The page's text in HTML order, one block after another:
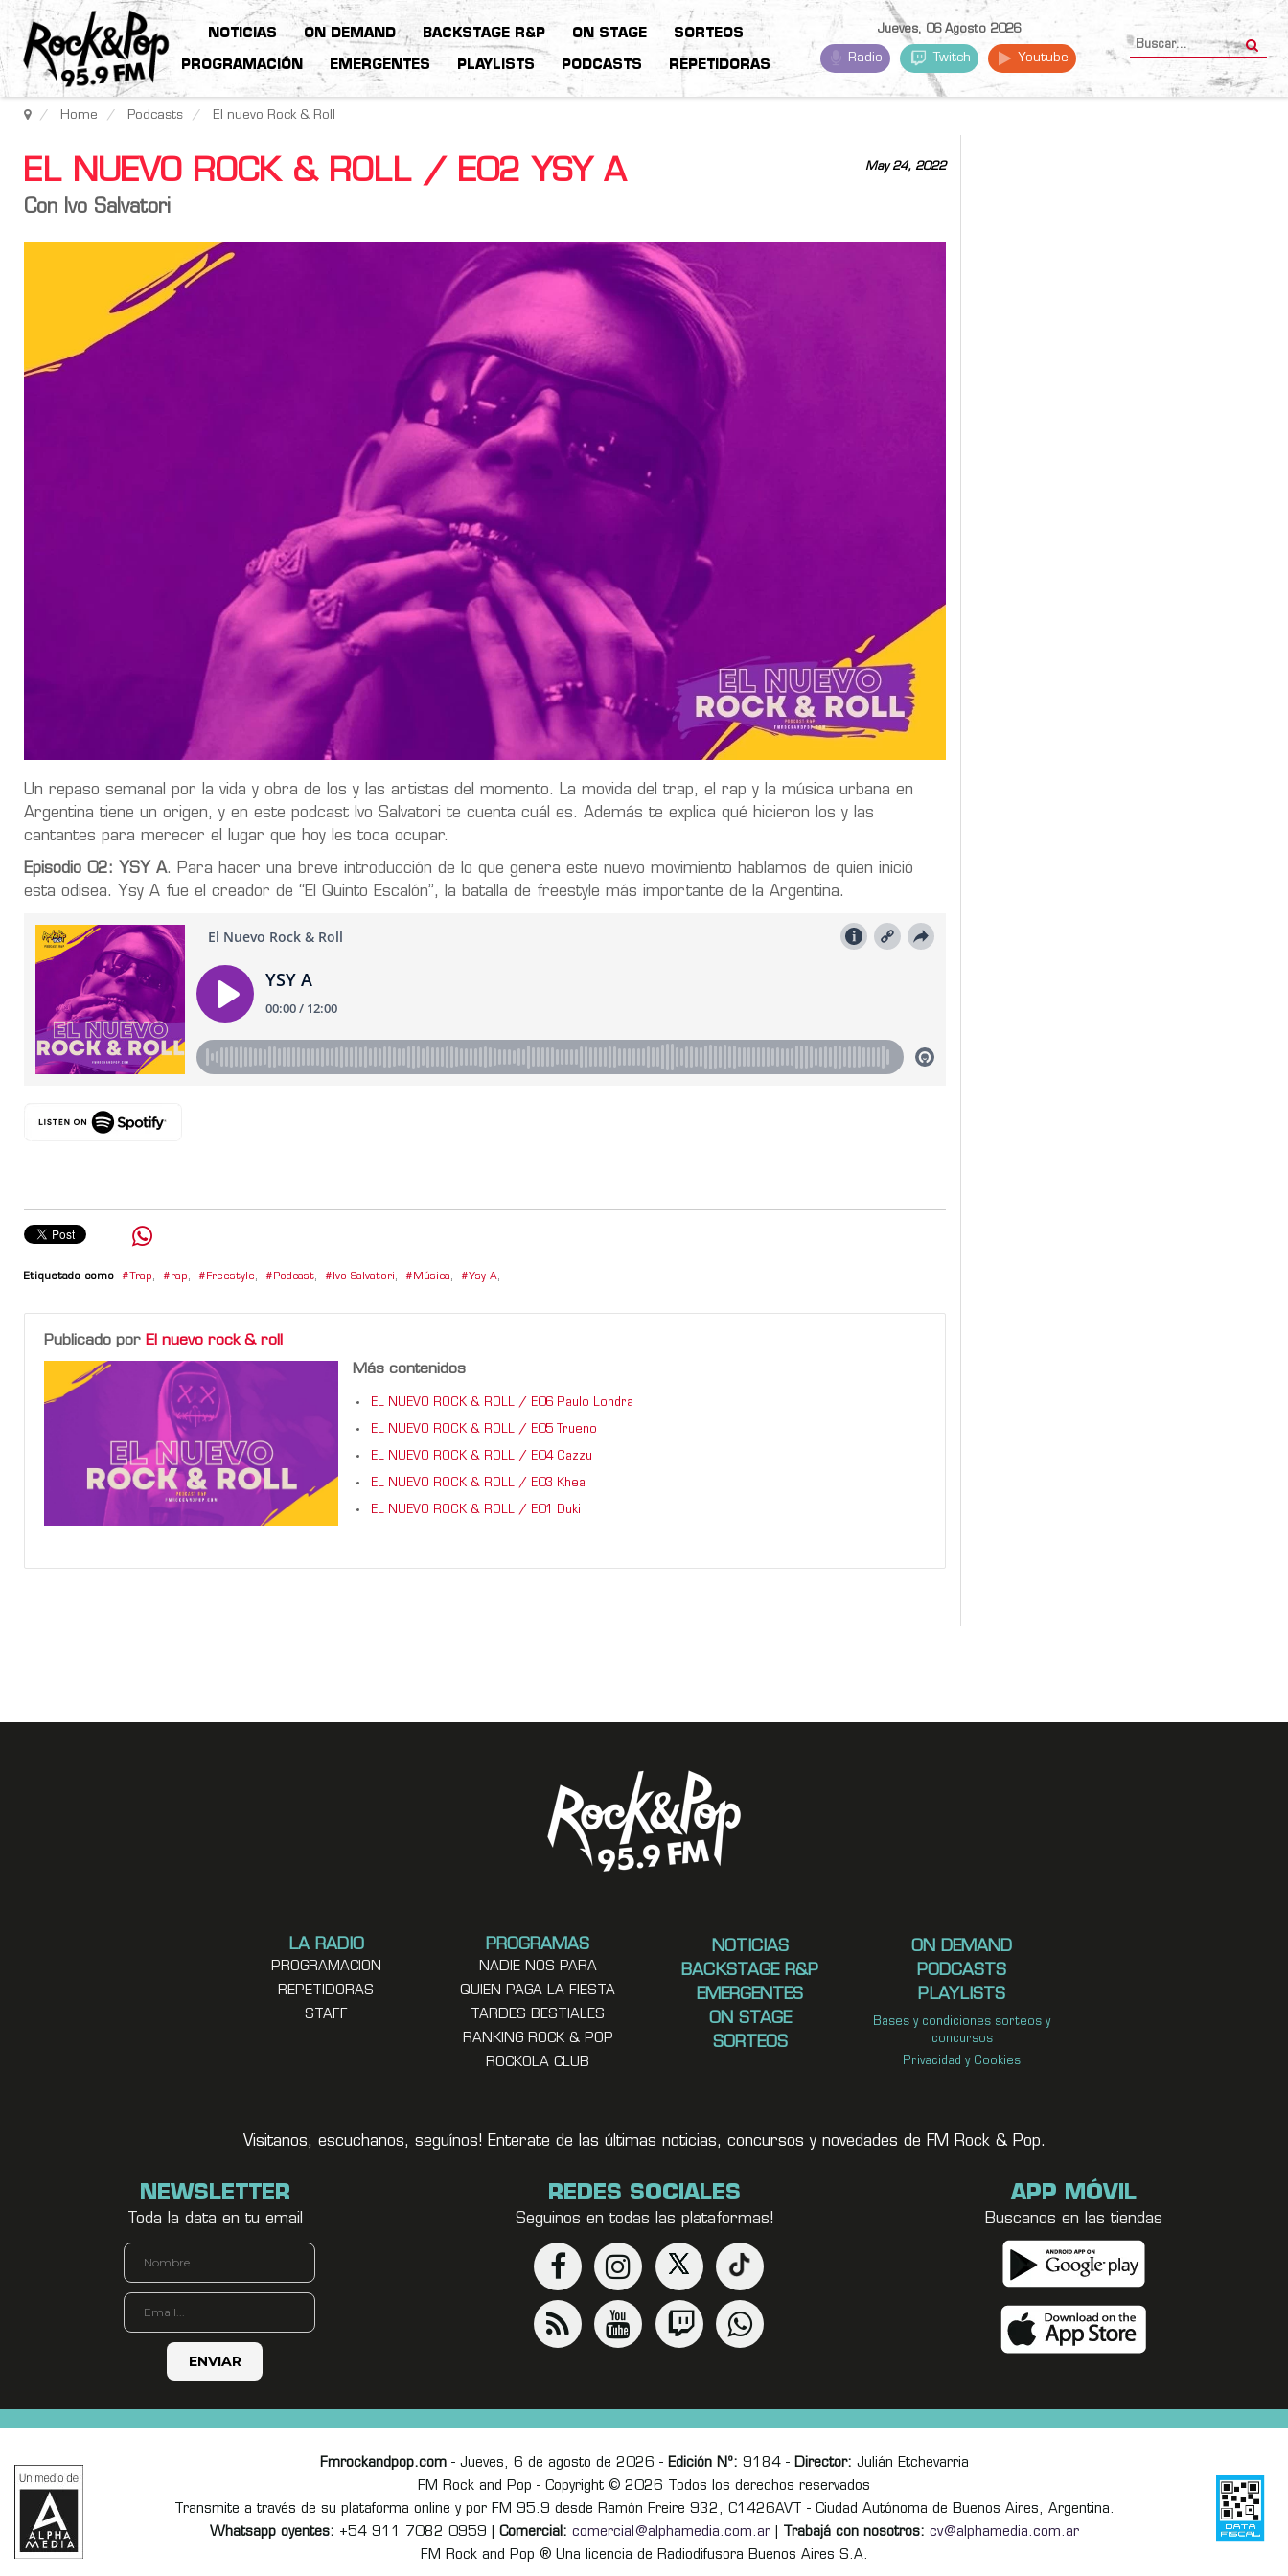
NOTICIAS ON DEMAND BACKSTAGE R&P ON STAGE SORTEOS
PROGRAMACIÓN EMERGENTES PLAYLISTS PODCASTS REPETIDORAS
Jueves, 06 Agosto 2026
Radio Twitch Youtube
Home Podcasts El nuevo Rock & Roll
May 24, 2022
EL NUEVO ROCK & ROLL / E02 YSY A
Con Ivo Salvatori
Un repaso semanal por la vida y obra de los y las artistas del momento. La movida del trap, el rap y la música urbana en
Argentina tiene un origen, y en este podcast Ivo Salvatori te cuenta cuál es. Además te explica qué hicieron los y las
cantantes para merecer el lugar que hoy les toca ocupar.
Episodio 02: YSY A. Para hacer una breve introducción de lo que genera este nuevo movimiento hablamos de quien inició
esta odisea. Ysy A fue el creador de “El Quinto Escalón”, la batalla de freestyle más importante de la Argentina.
Etiquetado como Trap, rap, Freestyle, Podcast, Ivo Salvatori, Música, Ysy A,
Publicado por El nuevo rock & roll
Más contenidos
EL NUEVO ROCK & ROLL / E06 Paulo Londra
EL NUEVO ROCK & ROLL / E05 Trueno
EL NUEVO ROCK & ROLL / E04 Cazzu
EL NUEVO ROCK & ROLL / E03 Khea
EL NUEVO ROCK & ROLL / E01 Duki
LA RADIO
PROGRAMACION
REPETIDORAS
STAFF
PROGRAMAS
NADIE NOS PARA
QUIEN PAGA LA FIESTA
TARDES BESTIALES
RANKING ROCK & POP
ROCKOLA CLUB
NOTICIAS
BACKSTAGE R&P
EMERGENTES
ON STAGE
SORTEOS
ON DEMAND
PODCASTS
PLAYLISTS
Bases y condiciones sorteos y
concursos
Privacidad y Cookies
Visitanos, escuchanos, seguínos! Enterate de las últimas noticias, concursos y novedades de FM Rock & Pop.
NEWSLETTER
Toda la data en tu email
REDES SOCIALES
Seguinos en todas las plataformas!
APP MÓVIL
Buscanos en las tiendas
Fmrockandpop.com- Jueves, 6 de agosto de 2026 - Edición Nº: 9184 - Director: Julián Etchevarria
FM Rock and Pop - Copyright © 2026 Todos los derechos reservados
Transmite a través de su plataforma online y por FM 95.9 desde Ramón Freire 932, C1426AVT - Ciudad Autónoma de Buenos Aires, Argentina.
Whatsapp oyentes: +54 911 7082 0959 | Comercial: comercial@alphamedia.com.ar| Trabajá con nosotros: cv@alphamedia.com.ar
FM Rock and Pop ® Una licencia de Radiodifusora Buenos Aires S.A.